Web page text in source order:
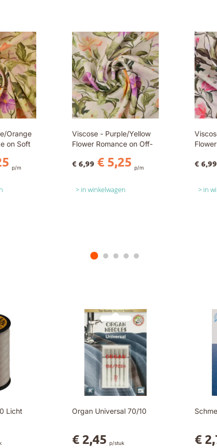
Orange
on Soft
p/m
Viscose - Purple/Yellow
Flower Romance on Off-
€ 5,25
€ 6,99 p/m
in winkelwagen
€ 6,99
in
Licht
Organ Universal 70/10
€ 2,45 p/stuk €